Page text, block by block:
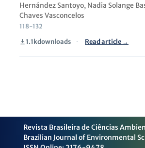
Hernández Santoyo, Nadia Solange
Chaves Vasconcelos
118-132
1.1kdownloads · Read article →
Revista Brasileira de Ciências
Brazilian Journal of Environmental